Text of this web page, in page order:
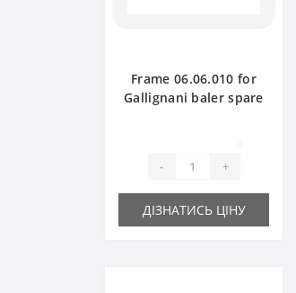
Frame 06.06.010 for
Gallignani baler spare
- +
ДІЗНАТИСЬ ЦІНУ